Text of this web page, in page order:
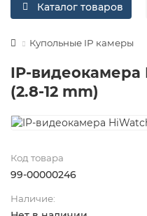
Каталог товаров
Купольные IP камеры
IP-видеокамера
(2.8-12 mm)
Код товара
99-00000246
Наличие: